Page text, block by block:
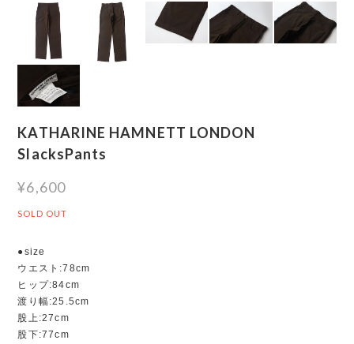
KATHARINE HAMNETT LONDON
SlacksPants
¥6,600
SOLD OUT
●size
ウエスト:78cm
ヒップ:84cm
渡り幅:25.5cm
股上:27cm
股下:77cm